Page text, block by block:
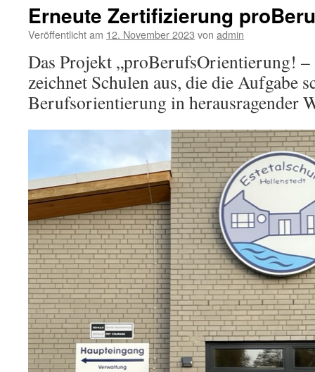
Erneute Zertifizierung
Veröffentlicht am 12. November 2023 von admin
Das Projekt „proBerufsOrientierung!
zeichnet Schulen aus, die die Aufgabe
Berufsorientierung in herausragender